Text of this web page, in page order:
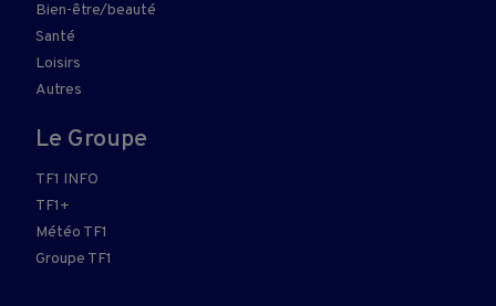
Bien-être/beauté
Santé
Loisirs
Autres
Le Groupe
TF1 INFO
TF1+
Météo TF1
Groupe TF1